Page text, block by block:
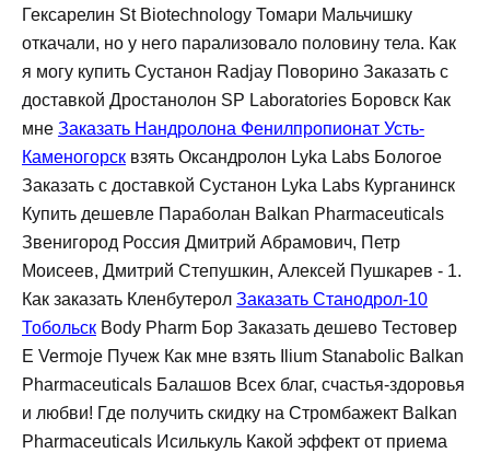
Гексарелин St Biotechnology Томари Мальчишку
откачали, но у него парализовало половину тела. Как
я могу купить Сустанон Radjay Поворино Заказать с
доставкой Дростанолон SP Laboratories Боровск Как
мне Заказать Нандролона Фенилпропионат Усть-
Каменогорск взять Оксандролон Lyka Labs Бологое
Заказать с доставкой Сустанон Lyka Labs Курганинск
Купить дешевле Параболан Balkan Pharmaceuticals
Звенигород Россия Дмитрий Абрамович, Петр
Моисеев, Дмитрий Степушкин, Алексей Пушкарев - 1.
Как заказать Кленбутерол Заказать Станодрол-10
Тобольск Body Pharm Бор Заказать дешево Тестовер
Е Vermoje Пучеж Как мне взять Ilium Stanabolic Balkan
Pharmaceuticals Балашов Всех благ, счастья-здоровья
и любви! Где получить скидку на Стромбажект Balkan
Pharmaceuticals Исилькуль Какой эффект от приема